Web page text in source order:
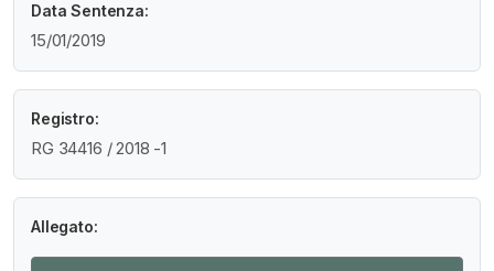
Data Sentenza:
15/01/2019
Registro:
RG 34416 / 2018 -1
Allegato: